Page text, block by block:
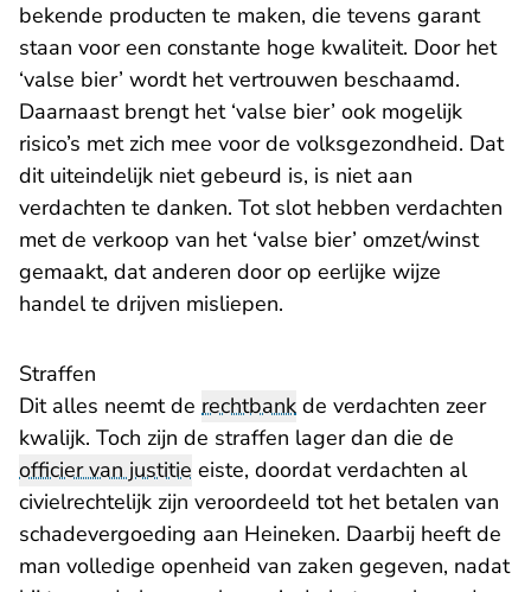
bekende producten te maken, die tevens garant
staan voor een constante hoge kwaliteit. Door het
‘valse bier’ wordt het vertrouwen beschaamd.
Daarnaast brengt het ‘valse bier’ ook mogelijk
risico’s met zich mee voor de volksgezondheid. Dat
dit uiteindelijk niet gebeurd is, is niet aan
verdachten te danken. Tot slot hebben verdachten
met de verkoop van het ‘valse bier’ omzet/winst
gemaakt, dat anderen door op eerlijke wijze
handel te drijven misliepen.
Straffen
Dit alles neemt de rechtbank de verdachten zeer
kwalijk. Toch zijn de straffen lager dan die de
officier van justitie eiste, doordat verdachten al
civielrechtelijk zijn veroordeeld tot het betalen van
schadevergoeding aan Heineken. Daarbij heeft de
man volledige openheid van zaken gegeven, nadat